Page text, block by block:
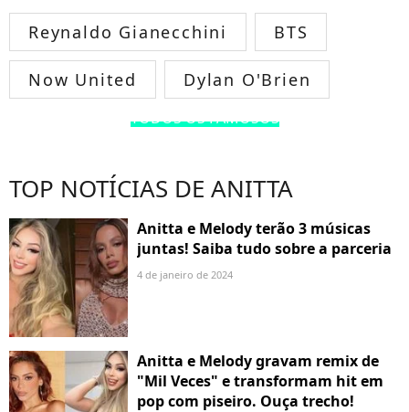
Reynaldo Gianecchini BTS
Now United Dylan O'Brien
TODOS OS FAMOSOS
TOP NOTÍCIAS DE ANITTA
Anitta e Melody terão 3 músicas
juntas! Saiba tudo sobre a parceria
4 de janeiro de 2024
Anitta e Melody gravam remix de
"Mil Veces" e transformam hit em
pop com piseiro. Ouça trecho!